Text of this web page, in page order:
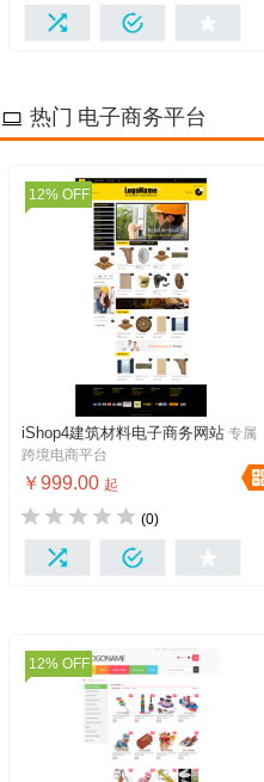
热门 电子商务平台
12% OFF
免费体验
免费服务器
多种设计免费换
多版本
iShop4建筑材料电子商务网站 专属
跨境电商平台
￥999.00 起
(0)
12% OFF